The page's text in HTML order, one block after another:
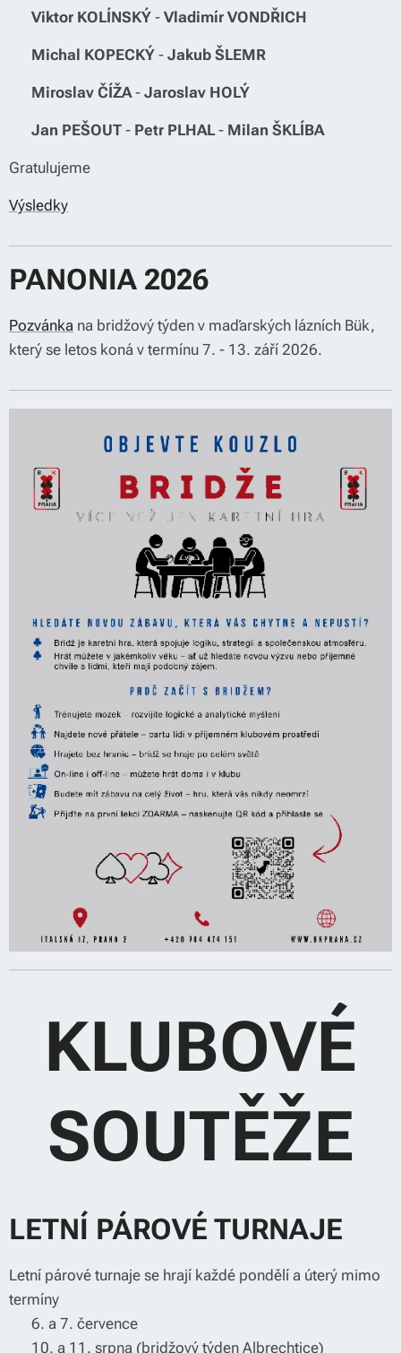
Viktor KOLÍNSKÝ - Vladimír VONDŘICH
Michal KOPECKÝ - Jakub ŠLEMR
Miroslav ČÍŽA- Jaroslav HOLÝ
Jan PEŠOUT - Petr PLHAL - Milan ŠKLÍBA
Gratulujeme 👏
Výsledky
PANONIA 2026
Pozvánka na bridžový týden v maďarských lázních Bük,
který se letos koná v termínu 7. - 13. září 2026.
KLUBOVÉ
SOUTĚŽE
LETNÍ PÁROVÉ TURNAJE
Letní párové turnaje se hrají každé pondělí a úterý mimo
termíny
📅 6. a 7. července
📅 10. a 11. srpna (bridžový týden Albrechtice)